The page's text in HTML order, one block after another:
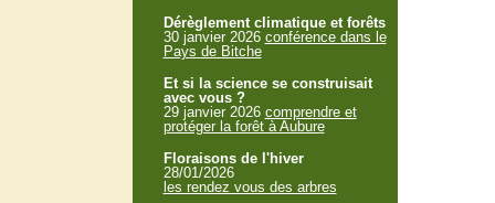
Dérèglement climatique et forêts
30 janvier 2026 conférence dans le
Pays de Bitche
Et si la science se construisait
avec vous ?
29 janvier 2026 comprendre et
protéger la forêt à Aubure
Floraisons de l'hiver
28/01/2026
les rendez vous des arbres